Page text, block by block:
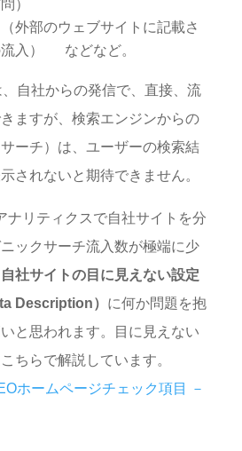
）
外部のウェブサイトに記載さ
流入） などなど。
自社からの発信で、直接、流
ますが、検索エンジンからの
ーチ）は、ユーザーの検索結
されないと期待できません。
ナリティクスで自社サイトを分
ックサーチ流入数が極端に少
自社サイトの目に見えない設定
Description） に何か問題を抱
と思われます。目に見えない
ちらで解説しています。
ホームページチェック項目 －